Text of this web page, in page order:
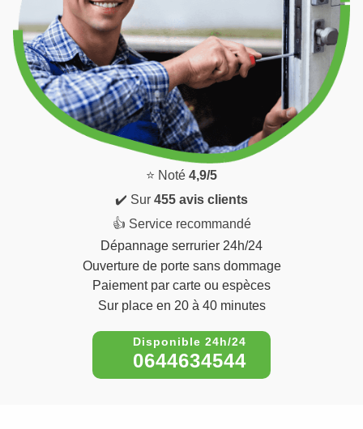
⭐ Noté 4,9/5
✔️ Sur 455 avis clients
👍 Service recommandé
Dépannage serrurier 24h/24
Ouverture de porte sans dommage
Paiement par carte ou espèces
Sur place en 20 à 40 minutes
0644634544